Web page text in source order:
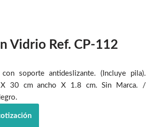
Vidrio Ref. CP-112
soporte antideslizante. (Incluye pila).
30 cm ancho X 1.8 cm. Sin Marca. /